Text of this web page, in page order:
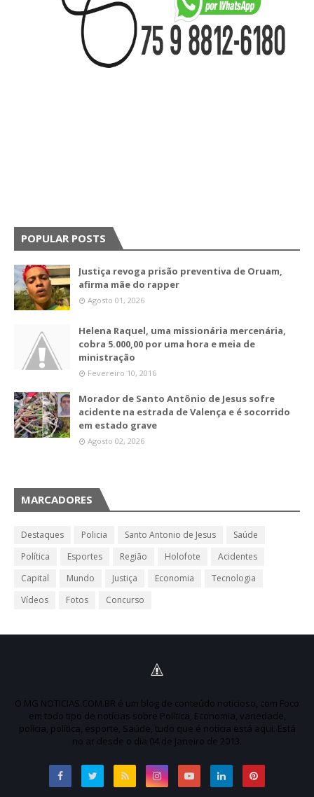
POPULAR POSTS
Justiça revoga prisão preventiva de Oruam,
afirma mãe do rapper
Agosto 01, 2026
Helena Raquel, uma missionária mercenária,
cobra 5.000,00 por uma hora e meia de
ministração
Fevereiro 10, 2016
Morador de Santo Antônio de Jesus sofre
acidente na estrada de Valença e é socorrido
em estado grave
Agosto 02, 2026
MARCADORES
Destaques Policia Santo Antonio de Jesus
Saúde
Política
Esportes Região Holofote
Acidentes
Capital
Mundo Justiça Economia
Tecnologia
Vídeos
Fotos Concurso
O MG NOTICIAS.COM.BR é um blog de conteúdo noticioso, com Foco
em todo tipo de notícias sobre Política, Economia, variedade,
polícia, política, esporte, Saúde, tudo que é notícia está aqui. Está
no ar desde o dia 04 de Janeiro de 2013.